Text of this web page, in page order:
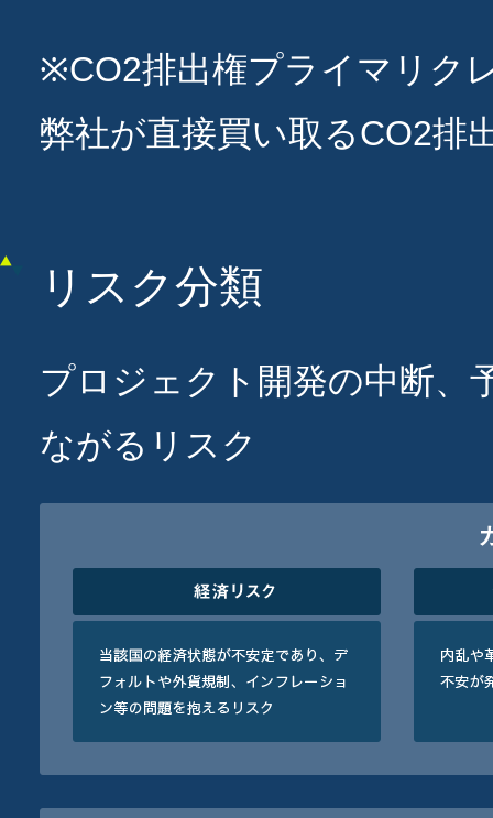
※CO2排出権プライマリク
弊社が直接買い取るCO2排
リスク分類
プロジェクト開発の中断、
ながるリスク